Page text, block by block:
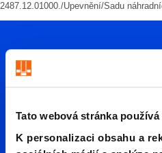
Tato webová stránka
K personalizaci obsahu a
2487.12.01000./Upevnění/Sadu